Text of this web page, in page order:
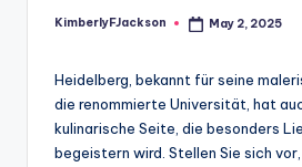
Posted
KimberlyFJackson May 2, 2025
Heidelberg, bekannt für seine
die renommierte Universität, hat
kulinarische Seite, die besonders
begeistern wird. Stellen Sie sich